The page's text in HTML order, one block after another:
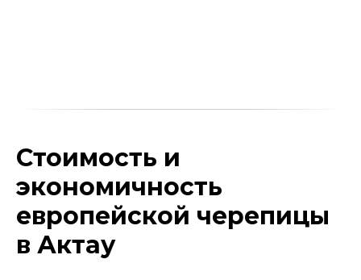
Стоимость и
экономичность
европейской черепицы
в Актау